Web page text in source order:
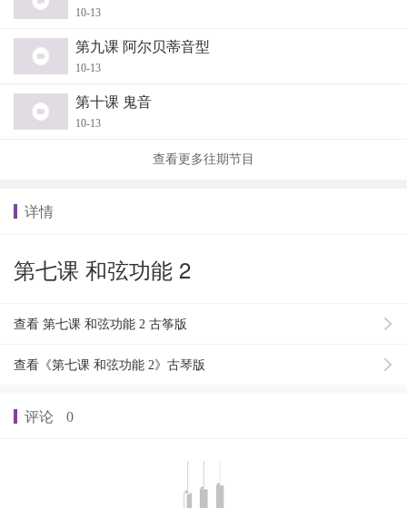
10-13
第九课 阿尔贝蒂音型
10-13
第十课 鬼音
10-13
查看更多往期节目
详情
第七课 和弦功能 2
查看 第七课 和弦功能 2 古筝版
查看《第七课 和弦功能 2》古琴版
评论 0